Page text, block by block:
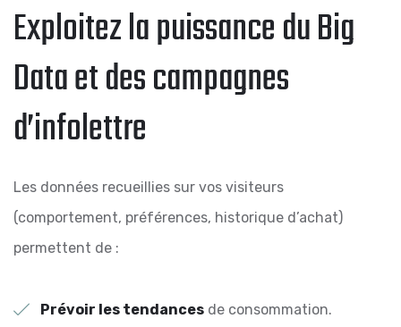
Exploitez la puissance du Big
Data et des campagnes
d’infolettre
Les données recueillies sur vos visiteurs
(comportement, préférences, historique d’achat)
permettent de :
Prévoir les tendances de consommation.